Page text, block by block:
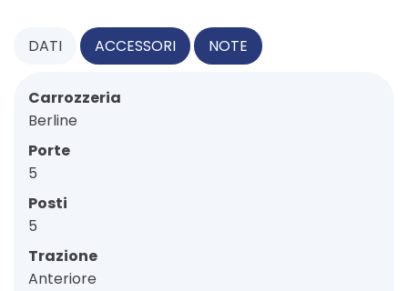
DATI ACCESSORI NOTE
Carrozzeria
Berline
Porte
5
Posti
5
Trazione
Anteriore